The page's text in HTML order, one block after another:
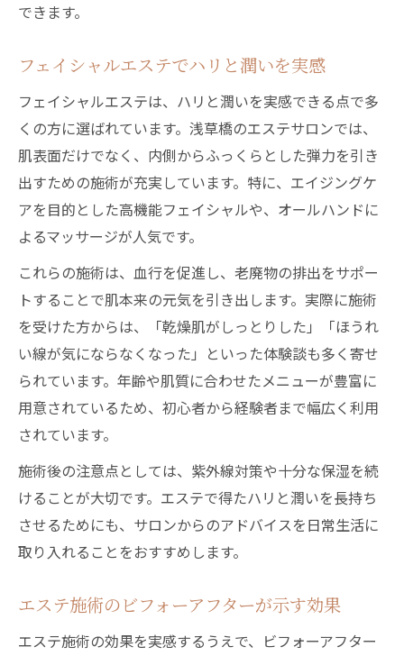
できます。
フェイシャルエステでハリと潤いを実感
フェイシャルエステは、ハリと潤いを実感できる点で多
くの方に選ばれています。浅草橋のエステサロンでは、
肌表面だけでなく、内側からふっくらとした弾力を引き
出すための施術が充実しています。特に、エイジングケ
アを目的とした高機能フェイシャルや、オールハンドに
よるマッサージが人気です。
これらの施術は、血行を促進し、老廃物の排出をサポー
トすることで肌本来の元気を引き出します。実際に施術
を受けた方からは、「乾燥肌がしっとりした」「ほうれ
い線が気にならなくなった」といった体験談も多く寄せ
られています。年齢や肌質に合わせたメニューが豊富に
用意されているため、初心者から経験者まで幅広く利用
されています。
施術後の注意点としては、紫外線対策や十分な保湿を続
けることが大切です。エステで得たハリと潤いを長持ち
させるためにも、サロンからのアドバイスを日常生活に
取り入れることをおすすめします。
エステ施術のビフォーアフターが示す効果
エステ施術の効果を実感するうえで、ビフォーアフター